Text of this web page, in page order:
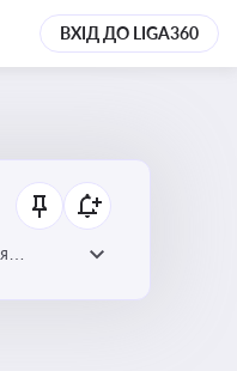
ВХІД ДО LIGA360